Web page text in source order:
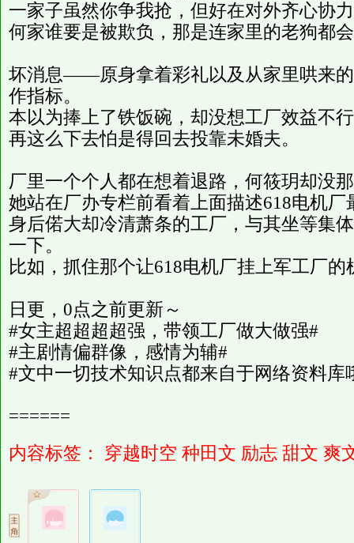
一家子虽然你争我抢，但好在对外齐心协
何家谁要是被欺负，那是连家里的老狗都
坏消息——原身拿着彩礼以及从家里哄来
作指标。
本以为捧上了铁饭碗，却没想工厂效益不
再这么下去怕是得回去投靠未婚夫。
厂里一个个人都在想着退路，何筱玥却没
她站在厂办专栏前看着上面描述618电机
身后偌大却冷清萧条的工厂，与其坐等集
一下。
比如，抓住那个让618电机厂挂上军工厂
日更，0点之前更新～
#女主超超超超强，带领工厂做大做强#
#主剧情偏群像，感情为辅#
#文中一切技术知识点都来自于网络资料库
======
内容标签：
穿越时空 种田文 励志 甜文 爽